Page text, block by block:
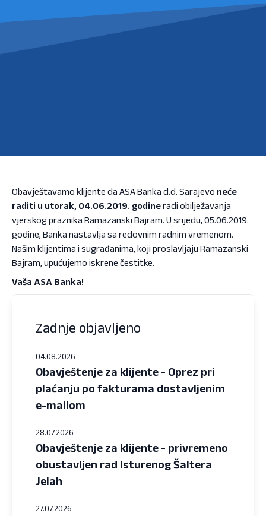
Obavještavamo klijente da ASA Banka d.d. Sarajevo neće
raditi u utorak, 04.06.2019. godineradi obilježavanja
vjerskog praznika Ramazanski Bajram. U srijedu, 05.06.2019.
godine, Banka nastavlja sa redovnim radnim vremenom.
Našim klijentima i sugrađanima, koji proslavljaju Ramazanski
Bajram, upućujemo iskrene čestitke.
Vaša ASA Banka!
Zadnje objavljeno
04.08.2026
Obavještenje za klijente - Oprez pri
plaćanju po fakturama dostavljenim
e-mailom
28.07.2026
Obavještenje za klijente - privremeno
obustavljen rad Isturenog Šaltera
Jelah
27.07.2026